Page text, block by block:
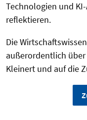
Technologien und
reflektieren.
Die
außerordentlich
Kleinert und auf die